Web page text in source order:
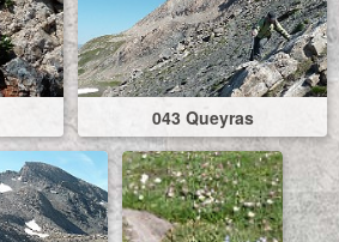
043 Queyras